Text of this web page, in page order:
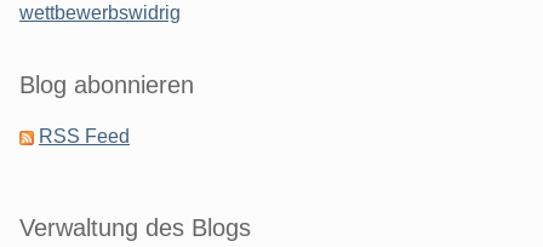
wettbewerbswidrig
Blog abonnieren
RSS Feed
Verwaltung des Blogs